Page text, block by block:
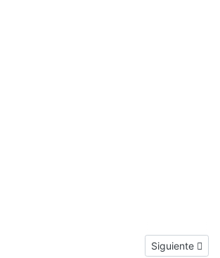
Next article:
Siguiente